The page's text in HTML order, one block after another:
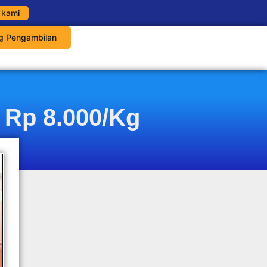
Pengambilan
8.000/Kg